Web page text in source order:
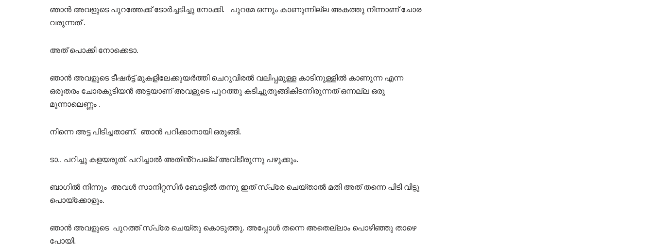
ഞാൻ അവളുടെ പുറത്തേക്ക് ടോർച്ചടിച്ചു നോക്കി. പുറമേ ഒന്നും കാണുന്നില്ല അകത്തു നിന്നാണ് ചോര
വരുന്നത് .
അത് പൊക്കി നോക്കെടാ.
ഞാൻ അവളുടെ ടീഷർട്ട് മുകളിലേക്കുയർത്തി ചെറുവിരൽ വലിപ്പമുള്ള കാടിനുള്ളിൽ കാണുന്ന എന്ന
ഒരുതരം ചോരകുടിയൻ അട്ടയാണ് അവളുടെ പുറത്തു കടിച്ചുതൂങ്ങികിടന്നിരുന്നത് ഒന്നല്ല ഒരു
മൂന്നാലെണ്ണം .
നിന്നെ അട്ട പിടിച്ചതാണ്. ഞാൻ പറിക്കാനായി ഒരുങ്ങി.
ടാ.. പറിച്ചു കളയരുത്. പറിച്ചാൽ അതിൻ്റപല്ല് അവിടീരുന്നു പഴുക്കും.
ബാഗിൽ നിന്നും അവൾ സാനിറ്റസിർ ബോട്ടിൽ തന്നു ഇത് സ്പ്രേ ചെയ്താൽ മതി അത് തന്നെ പിടി വിട്ടു
പൊയ്ക്കോളും.
ഞാൻ അവളുടെ പുറത്ത് സ്പ്രേ ചെയ്തു കൊടുത്തു. അപ്പോൾ തന്നെ അതെല്ലാം പൊഴിഞ്ഞു താഴെ
പോയി.